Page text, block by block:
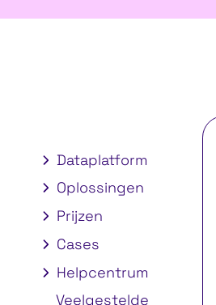
Dataplatform
Oplossingen
Prijzen
Cases
Helpcentrum
Veelgestelde